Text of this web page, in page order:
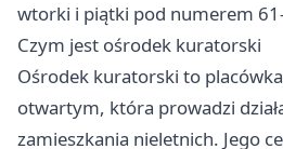
wtorki i piątki pod numerem
Czym jest ośrodek kuratorski
Ośrodek kuratorski to
otwartym, która prowadzi
zamieszkania nieletnich. Jego